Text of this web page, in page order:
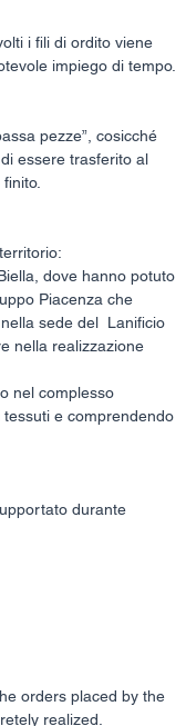
i fili di ordito viene
impiego di tempo.
pezze”, cosicché
essere trasferito al
dove hanno potuto
Piacenza che
sede del  Lanificio
nella realizzazione
nel complesso
e comprendendo
durante
orders placed by the
realized.